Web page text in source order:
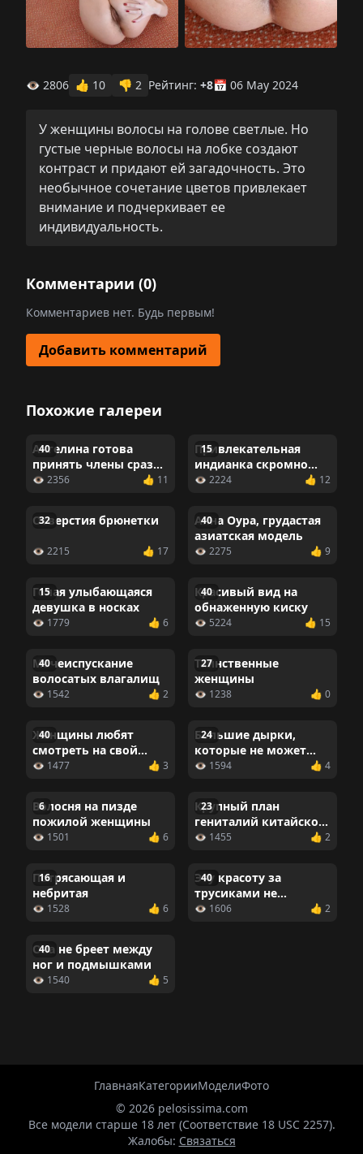
👁 2806 👍 10 👎 2 Рейтинг: +8📅 06 May 2024
У женщины волосы на голове светлые. Но
густые черные волосы на лобке создают
контраст и придают ей загадочность. Это
необычное сочетание цветов привлекает
внимание и подчеркивает ее
индивидуальность.
Комментарии (0)
Комментариев нет. Будь первым!
Добавить комментарий
Похожие галереи
40
Ангелина готова
принять члены сразу
в две дырки
👁 2356 👍 11
15
Привлекательная
индианка скромно
снимает с себя одежду
👁 2224 👍 12
32
Отверстия брюнетки
👁 2215 👍 17
40
Анна Оура, грудастая
азиатская модель
👁 2275 👍 9
15
Голая улыбающаяся
девушка в носках
👁 1779 👍 6
40
Красивый вид на
обнаженную киску
👁 5224 👍 15
40
Мочеиспускание
волосатых влагалищ
👁 1542 👍 2
27
Таинственные
женщины
👁 1238 👍 0
40
Женщины любят
смотреть на свой
лобок
👁 1477 👍 3
24
Большие дырки,
которые не может
скрыть даже густая
👁 1594 👍 4
6
Волосня на пизде
пожилой женщины
👁 1501 👍 6
23
Крупный план
гениталий китайской
модели
👁 1455 👍 2
16
Потрясающая и
небритая
👁 1528 👍 6
40
Эту красоту за
трусиками не
спрячешь
👁 1606 👍 2
40
Она не бреет между
ног и подмышками
👁 1540 👍 5
ГлавнаяКатегорииМоделиФото
© 2026 pelosissima.com
Все модели старше 18 лет (Соответствие 18 USC 2257).
Жалобы: Связаться